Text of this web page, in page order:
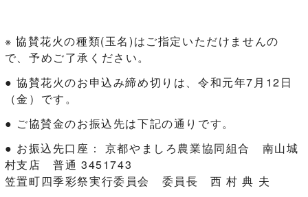
※ 協賛花火の種類(玉名)はご指定いただけませんの
で、予めご了承ください。
● 協賛花火のお申込み締め切りは、令和元年7月12日
（金）です。
● ご協賛金のお振込先は下記の通りです。
● お振込先口座： 京都やましろ農業協同組合 南山城
村支店 普通 3451743
笠置町四季彩祭実行委員会 委員長 西 村 典 夫